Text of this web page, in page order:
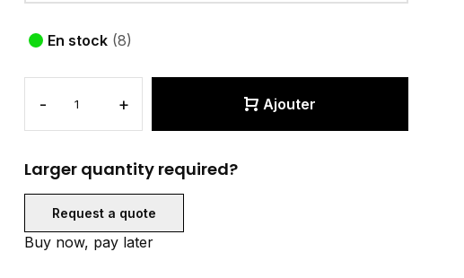
En stock (8)
- + Ajouter
Larger quantity required?
Request a quote
Buy now, pay later